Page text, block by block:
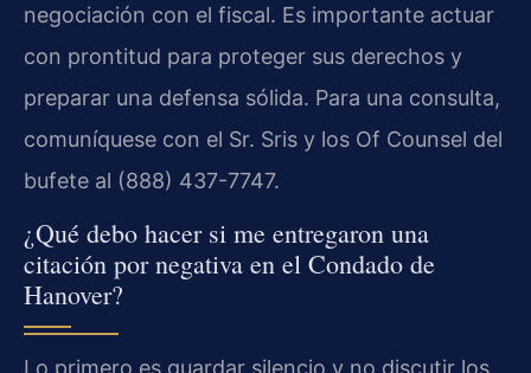
negociación con el fiscal. Es importante actuar
con prontitud para proteger sus derechos y
preparar una defensa sólida. Para una consulta,
comuníquese con el Sr. Sris y los Of Counsel del
bufete al (888) 437-7747.
¿Qué debo hacer si me entregaron una
citación por negativa en el Condado de
Hanover?
Lo primero es guardar silencio y no discutir los